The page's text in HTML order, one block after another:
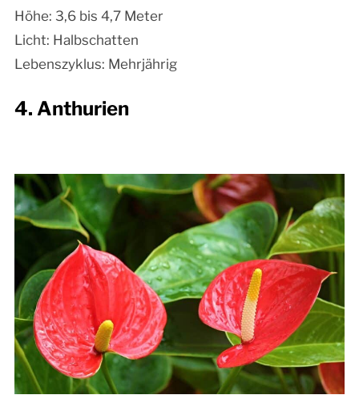
Höhe: 3,6 bis 4,7 Meter
Licht: Halbschatten
Lebenszyklus: Mehrjährig
4. Anthurien